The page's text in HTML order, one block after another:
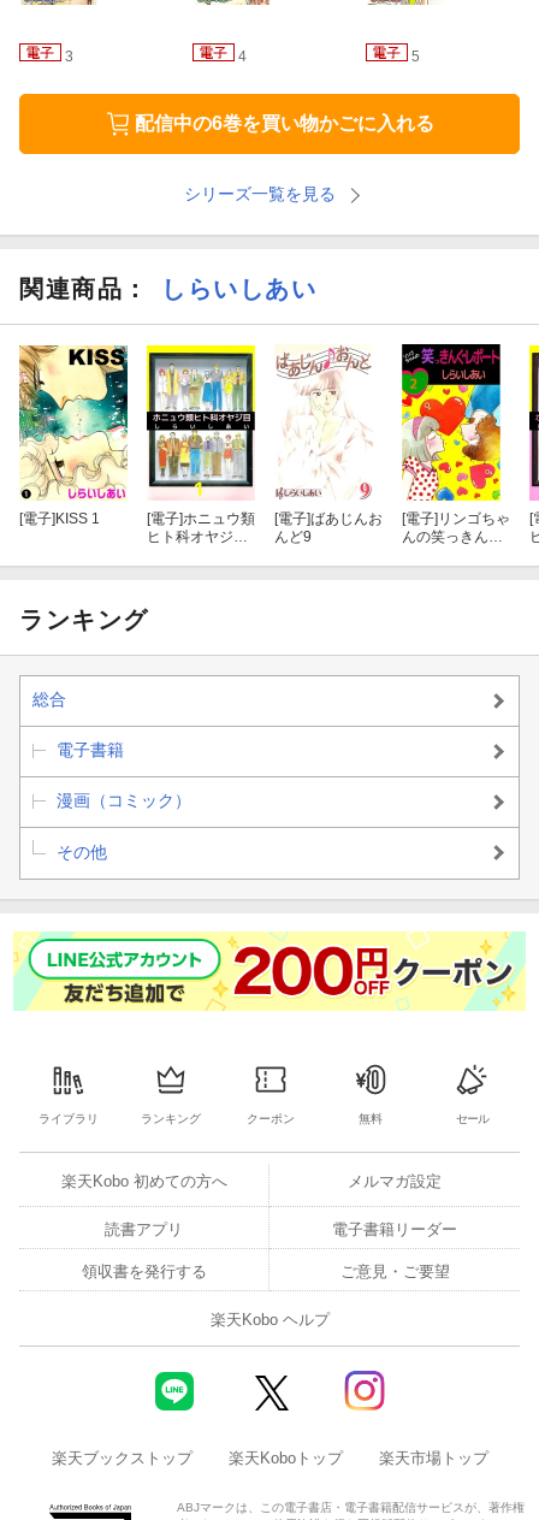
3 4 5
配信中の6巻を買い物かごに入れる
シリーズ一覧を見る
関連商品 ： しらいしあい
[電子]KISS 1 [電子]ホニュウ類
ヒト科オヤジ目
[電子]ばあじんお
んど9
[電子]リンゴちゃ
んの笑っきんぐ
[
ランキング
総合
電子書籍
漫画（コミック）
その他
ライブラリ ランキング クーポン 無料 セール
楽天Kobo 初めての方へ メルマガ設定
読書アプリ 電子書籍リーダー
領収書を発行する ご意見・ご要望
楽天Kobo ヘルプ
楽天ブックストップ 楽天Koboトップ 楽天市場トップ
ABJマークは、この電子書店・電子書籍配信サービスが、著作権